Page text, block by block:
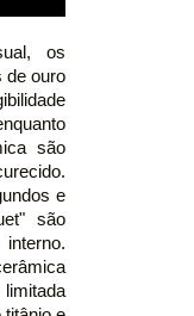
os
de ouro
são
e
são